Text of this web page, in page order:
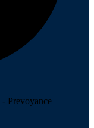
- Prevoyance